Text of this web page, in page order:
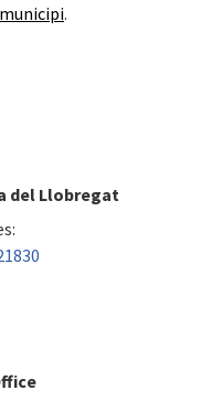
.
del Llobregat